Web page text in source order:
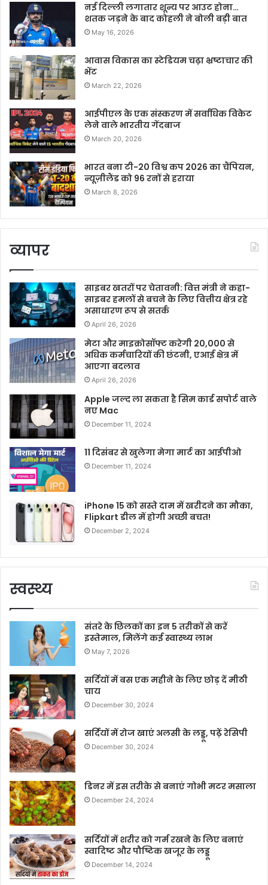
नई दिल्ली लगातार शून्य पर आउट होना…
शतक जड़ने के बाद कोहली ने बोली बड़ी बात
May 16, 2026
आवास विकास का स्टेडियम चढ़ा भ्रष्टाचार की
भेंट
March 22, 2026
आईपीएल के एक संस्करण में सर्वाधिक विकेट
लेने वाले भारतीय गेंदबाज
March 20, 2026
भारत बना टी-20 विश्व कप 2026 का चैंपियन,
न्यूज़ीलैंड को 96 रनों से हराया
March 8, 2026
व्यापर
साइबर खतरों पर चेतावनी: वित्त मंत्री ने कहा-
साइबर हमलों से बचने के लिए वित्तीय क्षेत्र रहे
असाधारण रूप से सतर्क
April 26, 2026
मेटा और माइक्रोसॉफ्ट करेगी 20,000 से
अधिक कर्मचारियों की छंटनी, एआई क्षेत्र में
आएगा बदलाव
April 26, 2026
Apple जल्द ला सकता है सिम कार्ड सपोर्ट वाले
नए Mac
December 11, 2024
11 दिसंबर से खुलेगा मेगा मार्ट का आईपीओ
December 11, 2024
iPhone 15 को सस्ते दाम में खरीदने का मौका,
Flipkart डील में होगी अच्छी बचत!
December 2, 2024
स्वस्थ्य
संतरे के छिलकों का इन 5 तरीकों से करें
इस्तेमाल, मिलेंगे कई स्वास्थ्य लाभ
May 7, 2026
सर्दियों में बस एक महीने के लिए छोड़ दें मीठी
चाय
December 30, 2024
सर्दियों में रोज खाएं अलसी के लड्डू, पढ़ें रेसिपी
December 30, 2024
डिनर में इस तरीके से बनाएं गोभी मटर मसाला
December 24, 2024
सर्दियों में शरीर को गर्म रखने के लिए बनाएं
स्वादिष्ट और पौष्टिक खजूर के लड्डू
December 14, 2024